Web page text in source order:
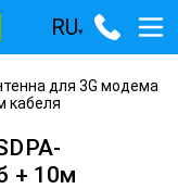
RU▾
для 3G модема
кабеля
+ 10м